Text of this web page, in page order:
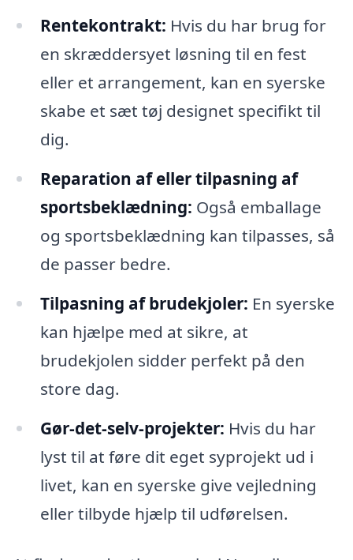
Rentekontrakt: Hvis du har brug for
en skræddersyet løsning til en fest
eller et arrangement, kan en syerske
skabe et sæt tøj designet specifikt til
dig.
Reparation af eller tilpasning af
sportsbeklædning: Også emballage
og sportsbeklædning kan tilpasses, så
de passer bedre.
Tilpasning af brudekjoler: En syerske
kan hjælpe med at sikre, at
brudekjolen sidder perfekt på den
store dag.
Gør-det-selv-projekter: Hvis du har
lyst til at føre dit eget syprojekt ud i
livet, kan en syerske give vejledning
eller tilbyde hjælp til udførelsen.